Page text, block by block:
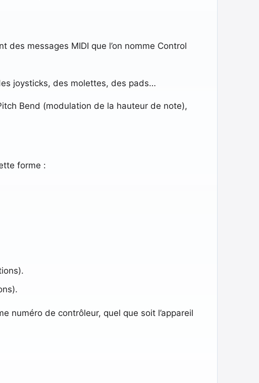
des messages MIDI que l’on nomme Control
joysticks, des molettes, des pads…
Bend (modulation de la hauteur de note),
forme :
numéro de contrôleur, quel que soit l’appareil